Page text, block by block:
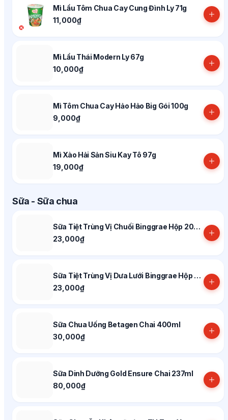
Mì Lẩu Tôm Chua Cay Cung Đình Ly 71g
11,000₫
Mì Lẩu Thái Modern Ly 67g
10,000₫
Mì Tôm Chua Cay Hảo Hảo Big Gói 100g
9,000₫
Mì Xào Hải Sản Siu Kay Tô 97g
19,000₫
Sữa - Sữa chua
Sữa Tiệt Trùng Vị Chuối Binggrae Hộp 200ml
23,000₫
Sữa Tiệt Trùng Vị Dưa Lưới Binggrae Hộp 200ml
23,000₫
Sữa Chua Uống Betagen Chai 400ml
30,000₫
Sữa Dinh Dưỡng Gold Ensure Chai 237ml
80,000₫